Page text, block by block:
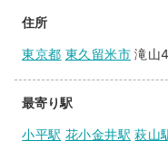
住所
東京都 東久留米市 滝山
最寄り駅
小平駅 花小金井駅 萩山